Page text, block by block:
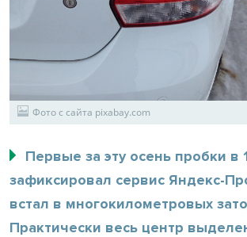
Фото с сайта pixabay.com
Первые за эту осень пробки в
зафиксировал сервис Яндекс-
встал в многокилометровых
Практически весь центр